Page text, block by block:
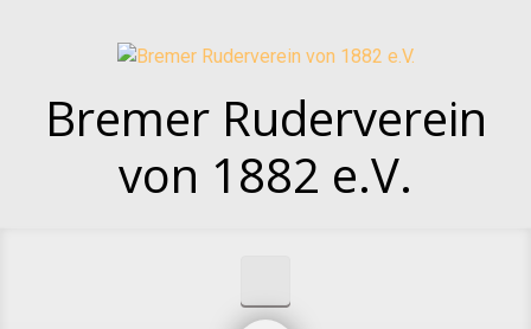
Bremer Ruderverein
von 1882 e.V.